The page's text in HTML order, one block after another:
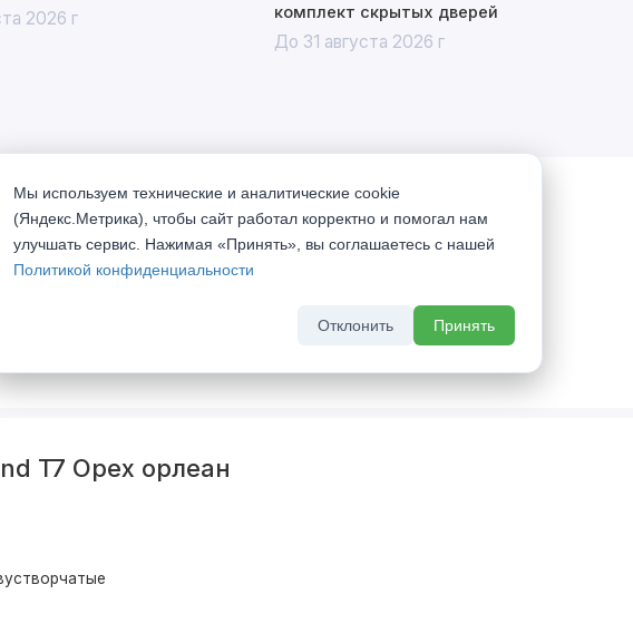
2026 г
комплект скрытых дверей
До 31 августа 2026 г
питают всё то великое, что происходит в нашей
«TREND». Хорошо понятные формы «TREND»
T7 Орех орлеан
Мы используем технические и аналитические cookie
(Яндекс.Метрика), чтобы сайт работал корректно и помогал нам
улучшать сервис. Нажимая «Принять», вы соглашаетесь с нашей
Политикой конфиденциальности
Отклонить Принять